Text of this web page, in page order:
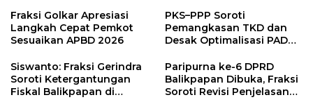
Pengawasan Belanja
Modal
Terukur sebagai
Penyangga IKN
Fraksi Golkar Apresiasi
Langkah Cepat Pemkot
Sesuaikan APBD 2026
PKS–PPP Soroti
Pemangkasan TKD dan
Desak Optimalisasi PAD
Balikpapan 2026
Siswanto: Fraksi Gerindra
Soroti Ketergantungan
Fiskal Balikpapan di
Paripurna ke-6 DPRD
Balikpapan Dibuka, Fraksi
Soroti Revisi Penjelasan